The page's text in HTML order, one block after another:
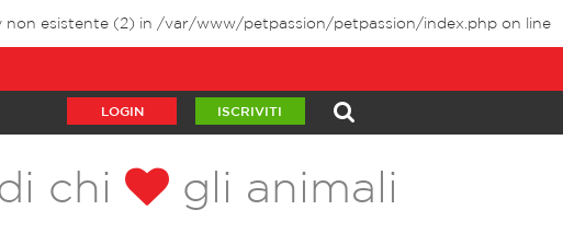
esistente (2) in /var/www/petpassion/petpassion/index.php on line
LOGIN ISCRIVITI
chi gli animali